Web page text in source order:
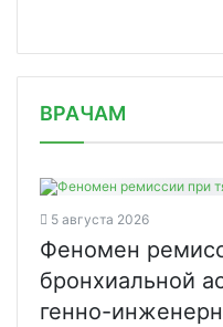
ВРАЧАМ
5 августа 2026
Феномен
бронхиальной
генно-